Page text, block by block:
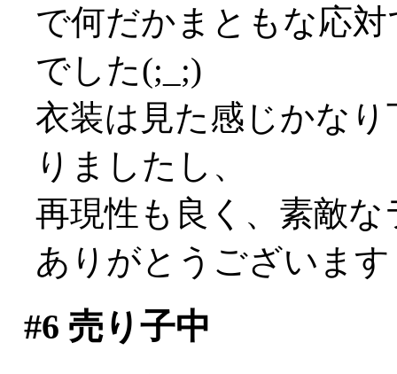
で何だかまともな応
でした(;_;)
衣装は見た感じかな
りましたし、
再現性も良く、素敵
ありがとうございま
#6 売り子中